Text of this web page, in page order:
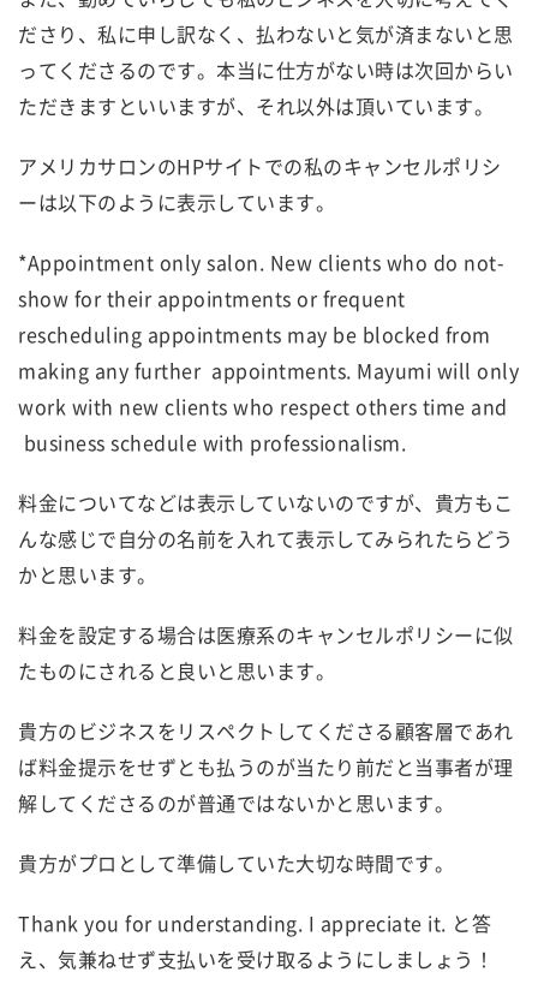
ださり、私に申し訳なく、払わないと気が済まないと思
ってくださるのです。本当に仕方がない時は次回からい
ただきますといいますが、それ以外は頂いています。
アメリカサロンのHPサイトでの私のキャンセルポリシ
ーは以下のように表示しています。
*Appointment only salon. New clients who do not-
show for their appointments or frequent
rescheduling appointments may be blocked from
making any further appointments. Mayumi will only
work with new clients who respect others time and
business schedule with professionalism.
料金についてなどは表示していないのですが、貴方もこ
んな感じで自分の名前を入れて表示してみられたらどう
かと思います。
料金を設定する場合は医療系のキャンセルポリシーに似
たものにされると良いと思います。
貴方のビジネスをリスペクトしてくださる顧客層であれ
ば料金提示をせずとも払うのが当たり前だと当事者が理
解してくださるのが普通ではないかと思います。
貴方がプロとして準備していた大切な時間です。
Thank you for understanding. I appreciate it. と答
え、気兼ねせず支払いを受け取るようにしましょう！